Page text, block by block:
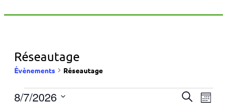
Réseautage
Évènements Réseautage
Recherche
8/7/2026